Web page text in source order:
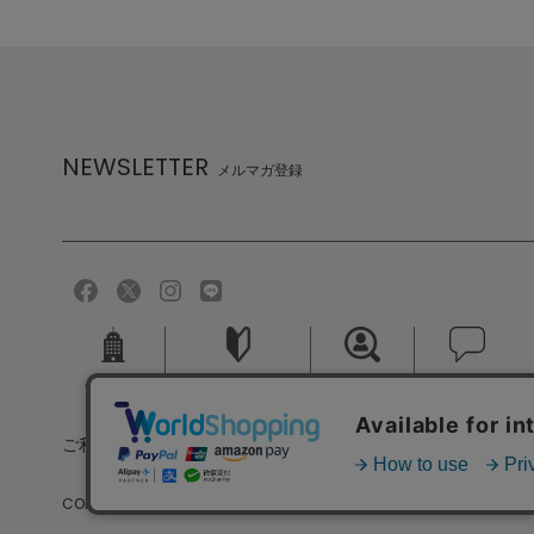
NEWSLETTER メルマガ登録
会社概要 ご利用ガイド 採用情報 お問い合せ
ご利用規約 個人情報保護方針
COPYRIGHT (C) MELROSE CO.,LTD.ALL RIGHTS RESERVED.